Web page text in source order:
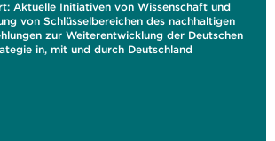
Aktuelle Initiativen von Wissenschaft und
von Schlüsselbereichen des nachhaltigen
zur Weiterentwicklung der Deutschen
in, mit und durch Deutschland